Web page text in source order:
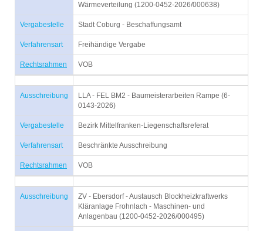
Wärmeverteilung (1200-0452-2026/000638)
Vergabestelle Stadt Coburg - Beschaffungsamt
Verfahrensart Freihändige Vergabe
Rechtsrahmen VOB
Ausschreibung
LLA - FEL BM2 - Baumeisterarbeiten Rampe (6-
0143-2026)
Vergabestelle Bezirk Mittelfranken-Liegenschaftsreferat
Verfahrensart Beschränkte Ausschreibung
Rechtsrahmen VOB
Ausschreibung
ZV - Ebersdorf - Austausch Blockheizkraftwerks
Kläranlage Frohnlach - Maschinen- und
Anlagenbau (1200-0452-2026/000495)